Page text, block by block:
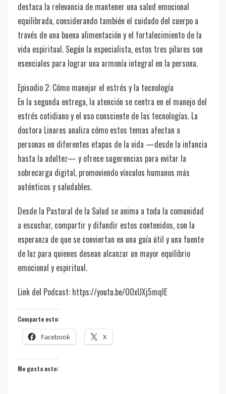
destaca la relevancia de mantener una salud emocional
equilibrada, considerando también el cuidado del cuerpo a
través de una buena alimentación y el fortalecimiento de la
vida espiritual. Según la especialista, estos tres pilares son
esenciales para lograr una armonía integral en la persona.
Episodio 2: Cómo manejar el estrés y la tecnología
En la segunda entrega, la atención se centra en el manejo del
estrés cotidiano y el uso consciente de las tecnologías. La
doctora Linares analiza cómo estos temas afectan a
personas en diferentes etapas de la vida —desde la infancia
hasta la adultez— y ofrece sugerencias para evitar la
sobrecarga digital, promoviendo vínculos humanos más
auténticos y saludables.
Desde la Pastoral de la Salud se anima a toda la comunidad
a escuchar, compartir y difundir estos contenidos, con la
esperanza de que se conviertan en una guía útil y una fuente
de luz para quienes desean alcanzar un mayor equilibrio
emocional y espiritual.
Link del Podcast: https://youtu.be/OOxUXj5mqIE
Comparte esto:
Facebook X
Me gusta esto: